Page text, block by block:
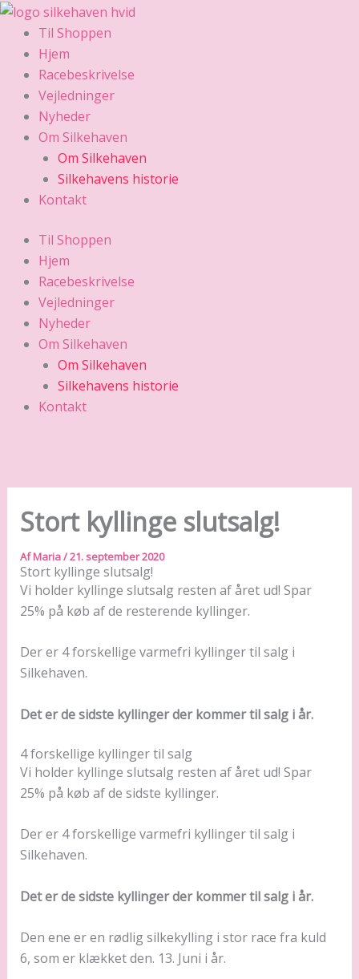
Gå
indholdet
Til Shoppen
Hjem
Racebeskrivelse
Vejledninger
Nyheder
Om Silkehaven
Om Silkehaven
Silkehavens historie
Kontakt
Til Shoppen
Hjem
Racebeskrivelse
Vejledninger
Nyheder
Om Silkehaven
Om Silkehaven
Silkehavens historie
Kontakt
Stort kyllinge slutsalg!
AfMaria/21. september 2020
Stort kyllinge slutsalg!
Vi holder kyllinge slutsalg resten af året ud! Spar
25% på køb af de resterende kyllinger.
Der er 4 forskellige varmefri kyllinger til salg i
Silkehaven.
Det er de sidste kyllinger der kommer til salg i år.
4 forskellige kyllinger til salg
Vi holder kyllinge slutsalg resten af året ud! Spar
25% på køb af de sidste kyllinger.
Der er 4 forskellige varmefri kyllinger til salg i
Silkehaven.
Det er de sidste kyllinger der kommer til salg i år.
Den ene er en rødlig silkekylling i stor race fra kuld
6, som er klækket den. 13. Juni i år.